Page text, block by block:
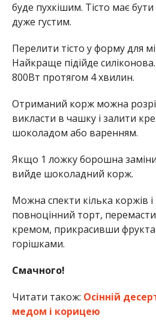
буде пухкішим. Тісто має
дуже густим.
Перелити тісто у форму для
Найкраще підійде
800Вт протягом 4 хвилин.
Отриманий корж можна
викласти в чашку і залити
шоколадом або варенням.
Якщо 1 ложку борошна
вийде шоколадний корж.
Можна спекти кілька коржів
повноцінний торт,
кремом, прикрасивши
горішками.
Смачного!
Читати також: Осінній
медом і корицею